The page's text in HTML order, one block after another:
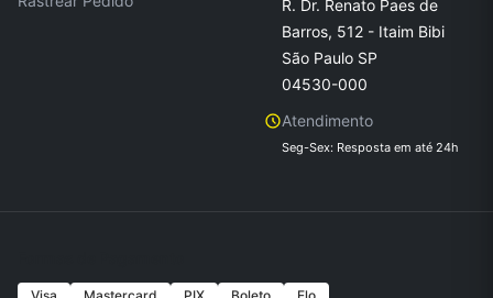
R. Dr. Renato Paes de
Barros, 512 - Itaim Bibi
São Paulo SP
04530-000
Atendimento
Seg-Sex: Resposta em até 24h